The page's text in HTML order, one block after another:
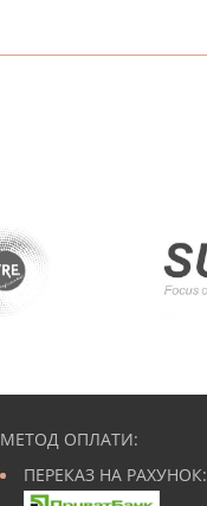
МЕТОД ОПЛАТИ:
ПЕРЕКАЗ НА РАХУНОК: